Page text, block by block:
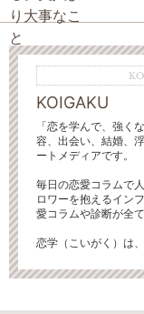
KOIGAKU
「恋を学んで、強く
容、出会い、結婚、
ートメディアです。
毎日の恋愛コラムで
ロワーを抱えるイン
愛コラムや診断が全て
恋学（こいがく）は